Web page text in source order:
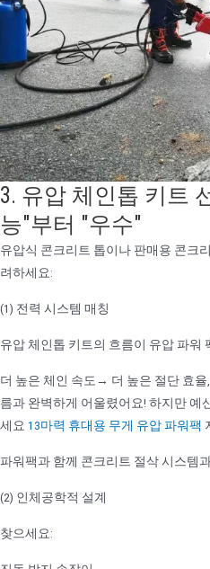
3. 유압 체인톱 키트
능"부터 "우수"
유압식 콘크리트 톱이나 판매용 콘크
려하세요:
(1) 전력 시스템 매칭
유압 체인톱 키트의 흐름이 유압 파워
더 높은 체인 속도→ 더 높은 절단 효율,
름과 완벽하게 어울렸어요! 하지만 예
세요 13마력 휴대용 무게 유압 파워팩
파워팩과 함께 콘크리트 절삭 시스템
(2) 인체공학적 설계
찾으세요: